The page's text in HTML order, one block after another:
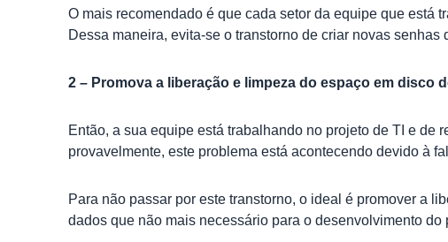
O mais recomendado é que cada setor da equipe que está
Dessa maneira, evita-se o transtorno de criar novas
2 – Promova a liberação e limpeza do espaço em disco
Então, a sua equipe está trabalhando no projeto de TI e de
provavelmente, este problema está acontecendo devido à
Para não passar por este transtorno, o ideal é promover a
dados que não mais necessário para o desenvolvimento